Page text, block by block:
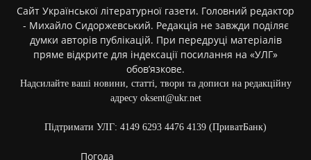
Сайт Української літературної газети. Головний редактор
- Михайло Сидоржевський. Редакція не завжди поділяє
думки авторів публікацій. При передруці матеріалів
пряме відкрите для індексації посилання на «УЛГ»
обов’язкове.
Надсилайте ваші новини, статті, твори та дописи на редакційну
адресу oksent@ukr.net
Підтримати УЛГ: 4149 6293 4476 4139 (ПриватБанк)
Погода